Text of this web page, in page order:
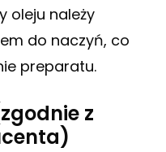
oleju należy
do naczyń, co
preparatu.
z